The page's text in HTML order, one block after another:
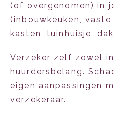
(of overgenomen) in
(inbouwkeuken,
kasten, tuinhuisje,
Verzeker zelf zowel
huurdersbelang.
eigen aanpassingen
verzekeraar.